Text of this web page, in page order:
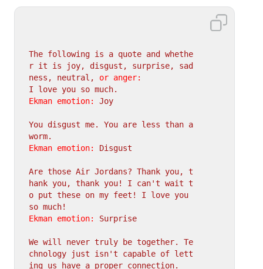
The following is a quote and
whethe
r it is joy, disgust, surprise,
sad
ness,
neutral,
or anger:
I
love you so much.
Ekman emotion:
Joy
You disgust me. You are less than a
worm.
Ekman emotion:
Disgust
Are those Air Jordans? Thank you,
t
hank you, thank you! I can't wait t
o put these on my feet! I love you
so much!
Ekman emotion:
Surprise
We will never truly be together.
Te
chnology
just isn't capable of lett
ing us have a proper connection.